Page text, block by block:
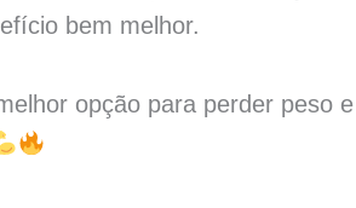
bem melhor.
opção para perder peso e